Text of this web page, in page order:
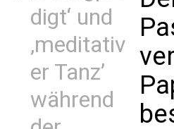
digt‘ und
‚meditativ
er Tanz’
während